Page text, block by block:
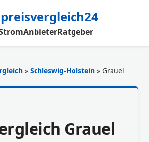
AnbieterRatgeber
»Schleswig-Holstein » Grauel
Grauel